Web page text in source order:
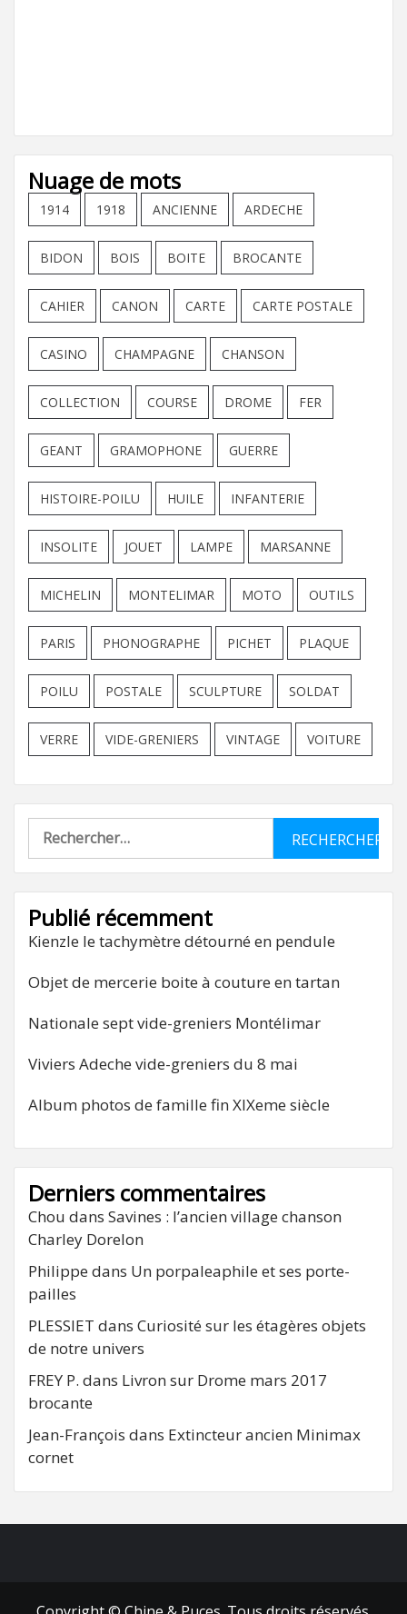
Nuage de mots
1914 1918 ANCIENNE ARDECHE
BIDON BOIS BOITE BROCANTE
CAHIER CANON CARTE CARTE POSTALE
CASINO CHAMPAGNE CHANSON
COLLECTION COURSE DROME FER
GEANT GRAMOPHONE GUERRE
HISTOIRE-POILU HUILE INFANTERIE
INSOLITE JOUET LAMPE MARSANNE
MICHELIN MONTELIMAR MOTO OUTILS
PARIS PHONOGRAPHE PICHET PLAQUE
POILU POSTALE SCULPTURE SOLDAT
VERRE VIDE-GRENIERS VINTAGE VOITURE
Rechercher :
Publié récemment
Kienzle le tachymètre détourné en pendule
Objet de mercerie boite à couture en tartan
Nationale sept vide-greniers Montélimar
Viviers Adeche vide-greniers du 8 mai
Album photos de famille fin XIXeme siècle
Derniers commentaires
Chou dans Savines : l’ancien village chanson
Charley Dorelon
Philippe dans Un porpaleaphile et ses porte-
pailles
PLESSIET dans Curiosité sur les étagères objets
de notre univers
FREY P. dans Livron sur Drome mars 2017
brocante
Jean-François dans Extincteur ancien Minimax
cornet